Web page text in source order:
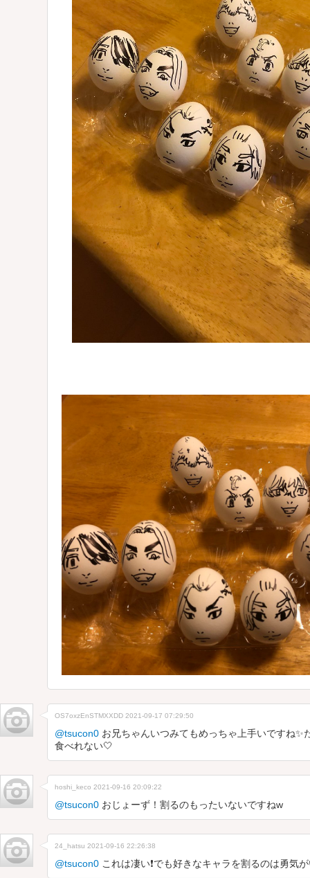
OS7oxzEnSTMXXDD 2021-09-17 07:29:50
@tsucon0 お兄ちゃんいつみてもめっちゃ上手いですね✨
食べれない🤍
hoshi_keco 2021-09-16 20:09:22
@tsucon0 おじょーず！割るのもったいないですねw
24_hatsu 2021-09-16 22:26:38
@tsucon0 これは凄い❗️でも好きなキャラを割るのは勇気